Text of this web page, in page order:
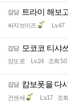
잡담 트라이 해보
싸자보이즈 Lv.47
잡담 모코코 티샤
장또로 Lv.24 조회 50
잡담 캄보폿을 다
건센세 Lv.17 조